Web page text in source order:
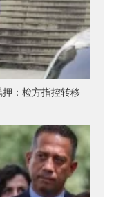
：检方指控转移